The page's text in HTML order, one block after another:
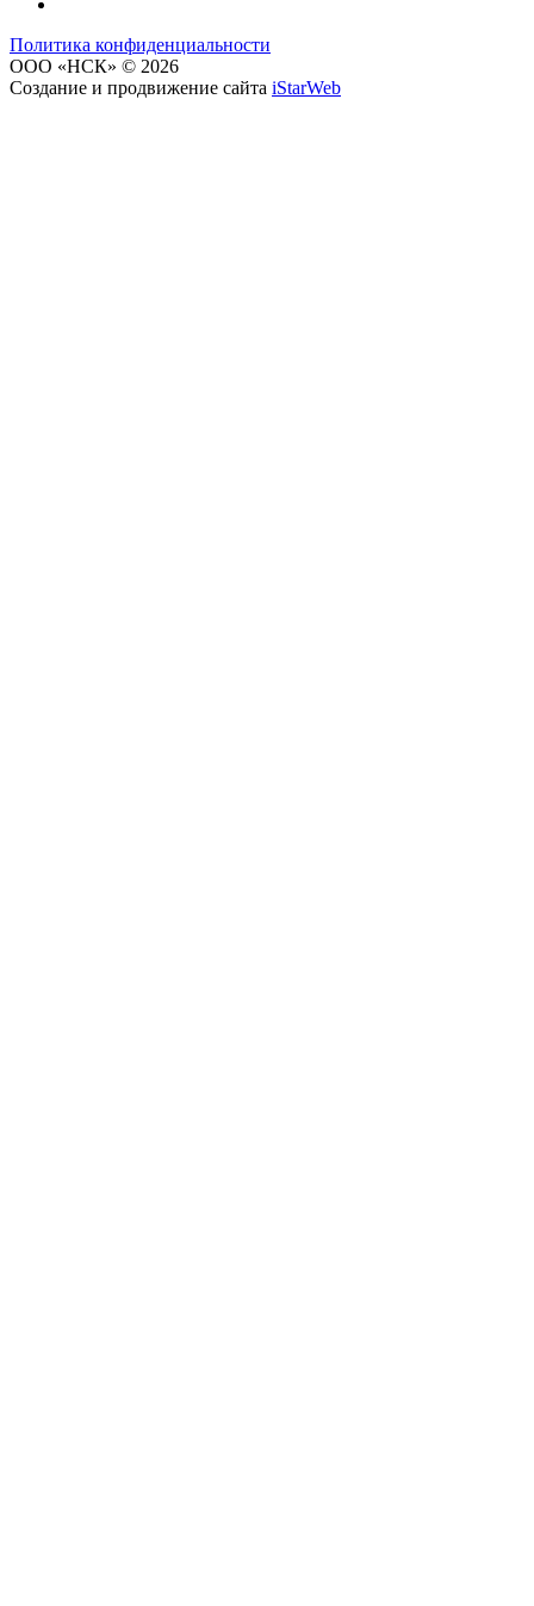
Политика конфиденциальности
OOO «НСК» © 2026
Создание и продвижение сайта iStarWeb